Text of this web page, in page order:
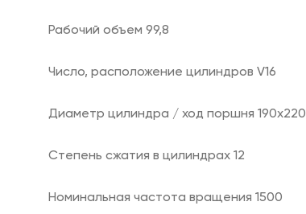
Рабочий объем 99,8
Число, расположение цилиндров V16
Диаметр цилиндра / ход поршня 190x220
Степень сжатия в цилиндрах 12
Номинальная частота вращения 1500